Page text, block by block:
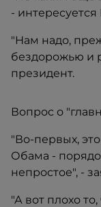
- интересуется
"Нам надо,
бездорожью и
президент.
Вопрос о
"Во-первых,
Обама -
непростое", -
"А вот плохо